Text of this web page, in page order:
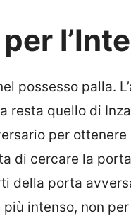
possesso palla.
resta quello di
per ottenere
di cercare la
della porta
intenso, non